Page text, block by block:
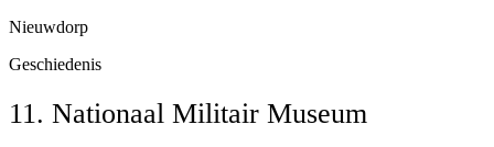
Nieuwdorp
Geschiedenis
11. Nationaal Militair Museum